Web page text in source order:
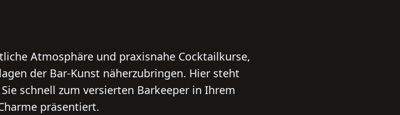
Atmosphäre und praxisnahe Cocktailkurse,
der Bar-Kunst näherzubringen. Hier steht
schnell zum versierten Barkeeper in Ihrem
präsentiert.